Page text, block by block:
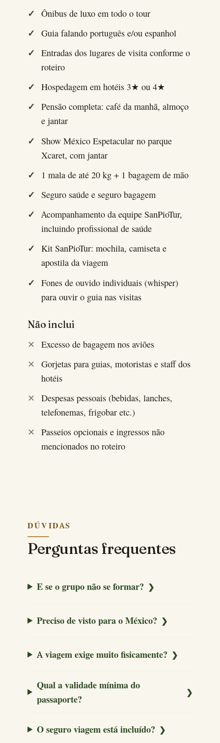
Ônibus de luxo em todo o tour
Guia falando português e/ou espanhol
Entradas dos lugares de visita conforme o
roteiro
Hospedagem em hotéis 3★ ou 4★
Pensão completa: café da manhã, almoço
e jantar
Show México Espetacular no parque
Xcaret, com jantar
1 mala de até 20 kg + 1 bagagem de mão
Seguro saúde e seguro bagagem
Acompanhamento da equipe SanPioTur,
incluindo profissional de saúde
Kit SanPioTur: mochila, camiseta e
apostila da viagem
Fones de ouvido individuais (whisper)
para ouvir o guia nas visitas
Não inclui
Excesso de bagagem nos aviões
Gorjetas para guias, motoristas e staff dos
hotéis
Despesas pessoais (bebidas, lanches,
telefonemas, frigobar etc.)
Passeios opcionais e ingressos não
mencionados no roteiro
DÚVIDAS
Perguntas frequentes
E se o grupo não se formar?
Preciso de visto para o México?
A viagem exige muito fisicamente?
Qual a validade mínima do
passaporte?
O seguro viagem está incluído?